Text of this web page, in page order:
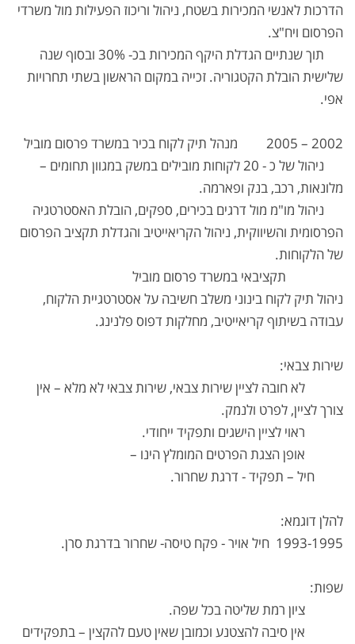
הדרכות לאנשי המכירות בשטח, ניהול וריכוז הפעילות מול משרדי
הפרסום ויח"צ.
תוך שנתיים הגדלת היקף המכירות בכ- 30% ובסוף שנה
שלישית הובלת הקטגוריה. זכייה במקום הראשון בשתי תחרויות
אפי.
2002 – 2005 מנהל תיק לקוח בכיר במשרד פרסום מוביל
ניהול של כ - 20 לקוחות מובילים במשק במגוון תחומים –
מלונאות, רכב, בנק ופארמה.
ניהול מו"מ מול דרגים בכירים, ספקים, הובלת האסטרטגיה
הפרסומית והשיווקית, ניהול הקריאייטיב והגדלת תקציב הפרסום
של הלקוחות.
תקציבאי במשרד פרסום מוביל
ניהול תיק לקוח בינוני משלב חשיבה על אסטרטגיית הלקוח,
עבודה בשיתוף קריאייטיב, מחלקות דפוס פלנינג.
שירות צבאי:
לא חובה לציין שירות צבאי, שירות צבאי לא מלא – אין
צורך לציין, לפרט ולנמק.
ראוי לציין הישגים ותפקיד ייחודי.
אופן הצגת הפרטים המומלץ הינו –
חיל – תפקיד - דרגת שחרור.
להלן דוגמא:
1993-1995 חיל אויר - פקח טיסה- שחרור בדרגת סרן.
שפות:
ציון רמת שליטה בכל שפה.
אין סיבה להצטנע וכמובן שאין טעם להקצין – בתפקידים